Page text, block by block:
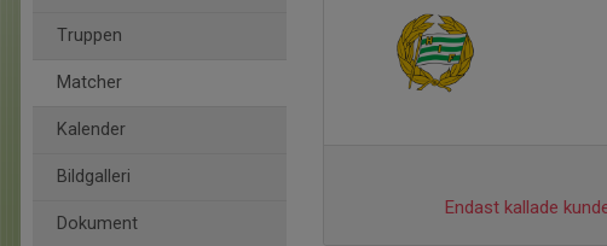
Truppen
Matcher
Kalender
Bildgalleri
Dokument
Endast kallade